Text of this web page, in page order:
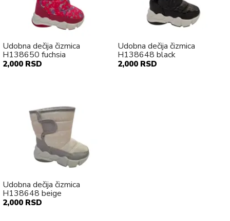
Udobna dečija čizmica
H138650 fuchsia
2,000 RSD
Udobna dečija čizmica
H138648 black
2,000 RSD
Udobna dečija čizmica
H138648 beige
2,000 RSD